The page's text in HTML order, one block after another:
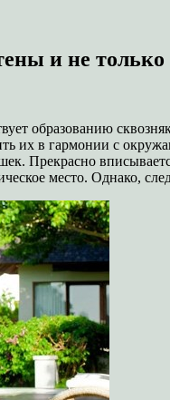
и не только
образованию
их в гармонии с
Прекрасно
место. Однако,